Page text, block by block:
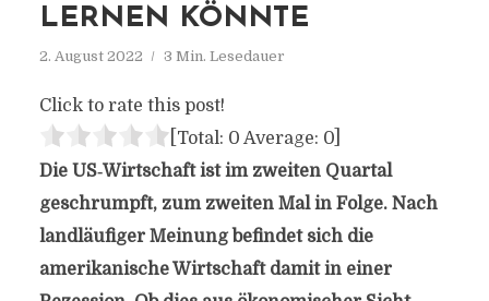
LERNEN KÖNNTE
2. August 2022 3 Min. Lesedauer
Click to rate this post!
[Total: 0 Average: 0]
Die US‐Wirtschaft ist im zweiten Quartal
geschrumpft, zum zweiten Mal in Folge. Nach
landläufiger Meinung befindet sich die
amerikanische Wirtschaft damit in einer